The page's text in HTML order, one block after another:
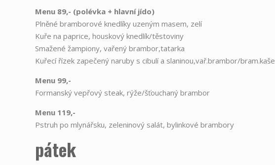
Menu 89,- (polévka + hlavní jído)
Plněné bramborové knedlíky uzeným masem, zelí
Kuře na paprice, houskový knedlík/těstoviny
Smažené žampiony, vařený brambor,tatarka
Kuřecí řízek zapečený naruby s cibulí a slaninou,vař.brambor/bram.kaše
Menu 99,-
Formanský vepřový steak, rýže/šťouchaný brambor
Menu 119,-
Pstruh po mlynářsku, zeleninový salát, bylinkové brambory
pátek